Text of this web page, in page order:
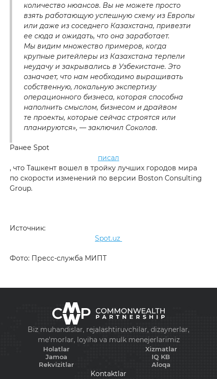
количество нюансов. Вы не можете просто
взять работающую успешную схему из Европы
или даже из соседнего Казахстана, привезти
ее сюда и ожидать, что она заработает.
Мы видим множество примеров, когда
крупные ритейлеры из Казахстана терпели
неудачу и закрывались в Узбекистане. Это
означает, что нам необходимо выращивать
собственную, локальную экспертизу
операционного бизнеса, которая способна
наполнить смыслом, бизнесом и драйвом
те проекты, которые сейчас строятся или
планируются», — заключил Соколов.
Ранее Spot
писал
, что Ташкент вошел в тройку лучших городов мира
по скорости изменений по версии Boston Consulting
Group.
Источник:
Spot.uz
Фото: Пресс-служба МИПТ
+998 93 111 68 22
info@cmwp.uz
TRILLIANT biznes markazi, TOWER 2, 9-
qavat, Office 89
Biz muhandislar, rejalashtiruvchilar, dizaynerlar,
me'morlar, loyiha va mulk menejerlarimiz
Holatlar
Jamoa
Rekvizitlar
Xizmatlar
IQ KB
Aloqa
Kontaktlar